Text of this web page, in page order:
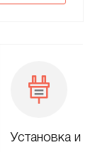
Установка и